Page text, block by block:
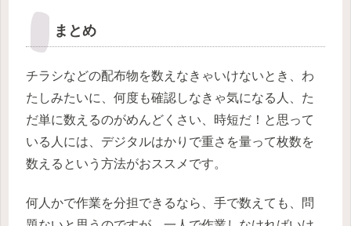
まとめ
チラシなどの配布物を数えなきゃいけないとき、わ
たしみたいに、何度も確認しなきゃ気になる人、た
だ単に数えるのがめんどくさい、時短だ！と思って
いる人には、デジタルはかりで重さを量って枚数を
数えるという方法がおススメです。
何人かで作業を分担できるなら、手で数えても、問